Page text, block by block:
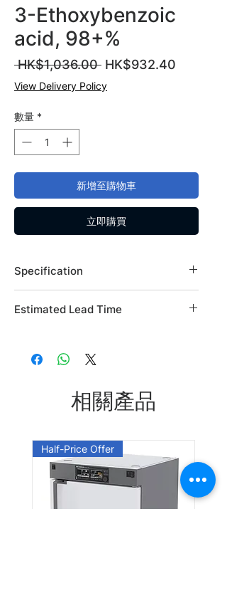
3-Ethoxybenzoic
acid, 98+%
HK$1,036.00 一
般
HK$932.40
View Delivery Policy
數量 *
新增至購物車
立即購買
Specification
Country of Origin: USA
L05721.09
Leadtime: Please enquire us
Estimated Lead Time
相關產品
Half-Price Offer